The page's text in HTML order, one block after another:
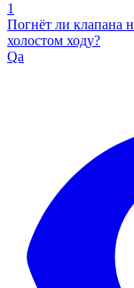
1
Погнёт ли клапана
холостом ходу?
Qa